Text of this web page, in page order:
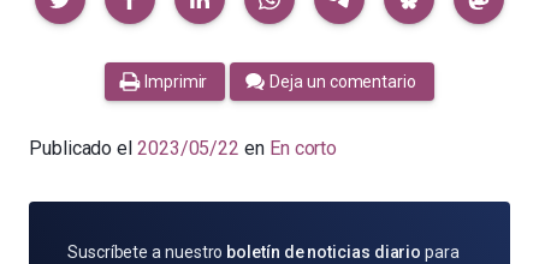
Imprimir Deja un comentario
Publicado el 2023/05/22 en En corto
SUSCRÍBETE
Suscríbete a nuestro boletín de noticias diario para